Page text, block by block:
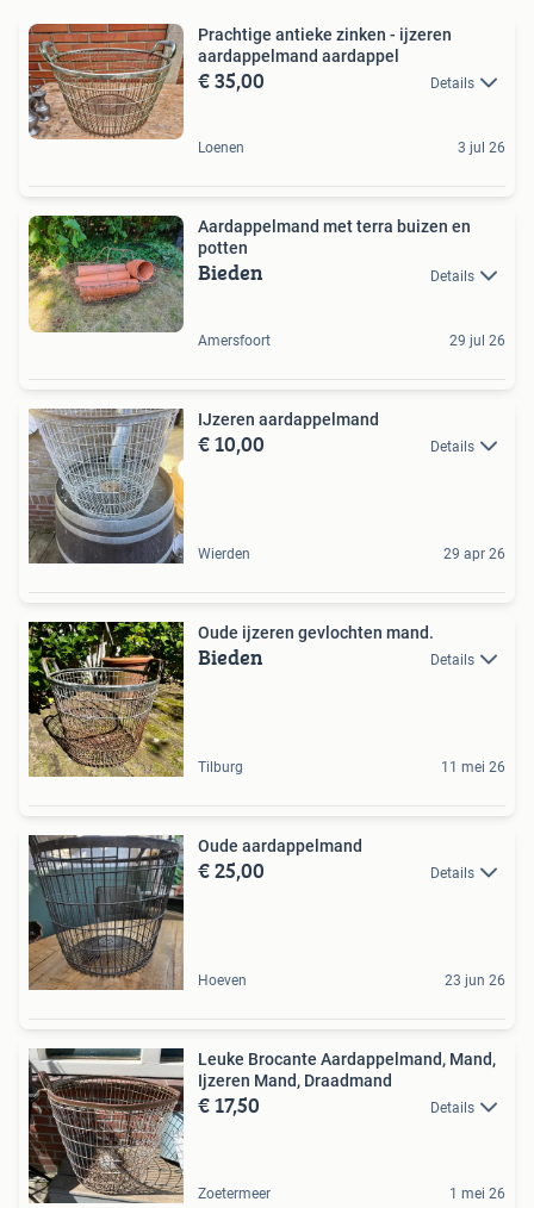
Prachtige antieke zinken - ijzeren
aardappelmand aardappel
€ 35,00 Details
Loenen 3 jul 26
Aardappelmand met terra buizen en
potten
Bieden Details
Amersfoort 29 jul 26
IJzeren aardappelmand
€ 10,00 Details
Wierden 29 apr 26
Oude ijzeren gevlochten mand.
Bieden Details
Tilburg 11 mei 26
Oude aardappelmand
€ 25,00 Details
Hoeven 23 jun 26
Leuke Brocante Aardappelmand, Mand,
Ijzeren Mand, Draadmand
€ 17,50 Details
Zoetermeer 1 mei 26